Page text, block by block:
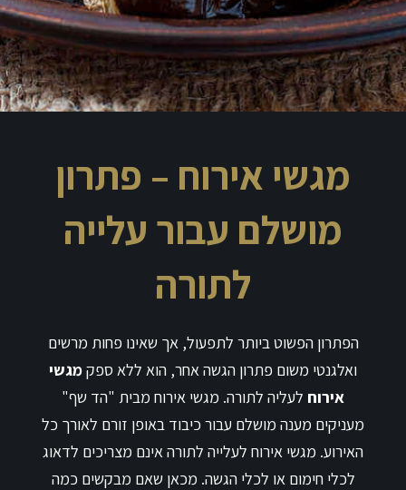
מגשי אירוח – פתרון
מושלם עבור עלייה
לתורה
הפתרון הפשוט ביותר לתפעול, אך שאינו פחות מרשים
ואלגנטי משום פתרון הגשה אחר, הוא ללא ספקמגשי
אירוח לעליה לתורה. מגשי אירוח מבית "הד שף"
מעניקים מענה מושלם עבור כיבוד באופן זורם לאורך כל
האירוע. מגשי אירוח לעלייה לתורה אינם מצריכים לדאוג
לכלי חימום או לכלי הגשה. מכאן שאם מבקשים כמה